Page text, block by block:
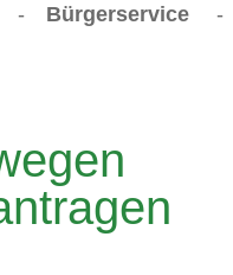
- Bürgerservice -